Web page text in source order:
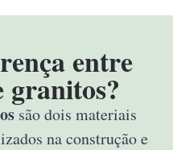
entre
granitos?
são dois materiais
na construção e